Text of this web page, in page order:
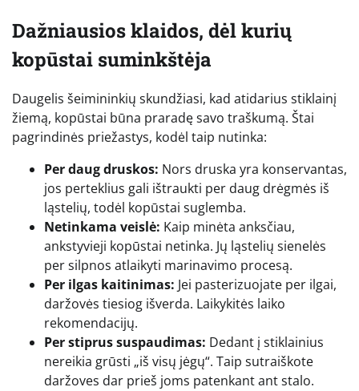
Dažniausios klaidos, dėl kurių
kopūstai suminkštėja
Daugelis šeimininkių skundžiasi, kad atidarius stiklainį
žiemą, kopūstai būna praradę savo traškumą. Štai
pagrindinės priežastys, kodėl taip nutinka:
Per daug druskos: Nors druska yra konservantas,
jos perteklius gali ištraukti per daug drėgmės iš
ląstelių, todėl kopūstai suglemba.
Netinkama veislė: Kaip minėta anksčiau,
ankstyvieji kopūstai netinka. Jų ląstelių sienelės
per silpnos atlaikyti marinavimo procesą.
Per ilgas kaitinimas: Jei pasterizuojate per ilgai,
daržovės tiesiog išverda. Laikykitės laiko
rekomendacijų.
Per stiprus suspaudimas: Dedant į stiklainius
nereikia grūsti „iš visų jėgų“. Taip sutraiškote
daržoves dar prieš joms patenkant ant stalo.